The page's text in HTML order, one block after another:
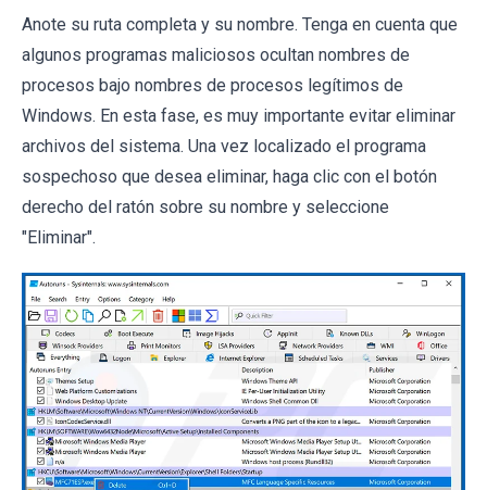
Anote su ruta completa y su nombre. Tenga en cuenta que
algunos programas maliciosos ocultan nombres de
procesos bajo nombres de procesos legítimos de
Windows. En esta fase, es muy importante evitar eliminar
archivos del sistema. Una vez localizado el programa
sospechoso que desea eliminar, haga clic con el botón
derecho del ratón sobre su nombre y seleccione
"Eliminar".